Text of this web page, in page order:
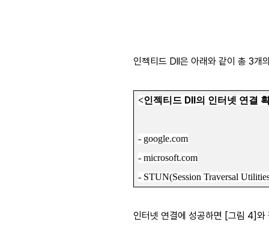
인젝티드 Dll은 아래와 같이 총 3개
<인젝티드 Dll의 인터넷 연결
- google.com
- microsoft.com
- STUN(Session Traversal
인터넷 연결에 성공하면 [그림 4]와